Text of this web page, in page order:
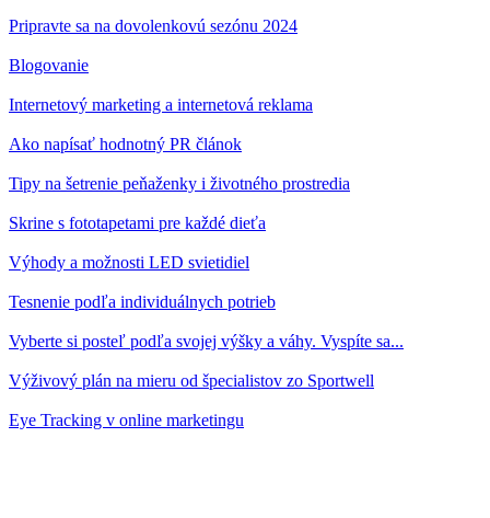
Pripravte sa na dovolenkovú sezónu 2024
Blogovanie
Internetový marketing a internetová reklama
Ako napísať hodnotný PR článok
Tipy na šetrenie peňaženky i životného prostredia
Skrine s fototapetami pre každé dieťa
Výhody a možnosti LED svietidiel
Tesnenie podľa individuálnych potrieb
Vyberte si posteľ podľa svojej výšky a váhy. Vyspíte sa...
Výživový plán na mieru od špecialistov zo Sportwell
Eye Tracking v online marketingu